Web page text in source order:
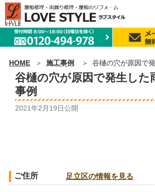
HOME 施工事例 谷樋の穴が原因で発生
谷樋の穴が原因で発生した
事例
2021年2月19日公開
ご住所 足立区の情報を見る